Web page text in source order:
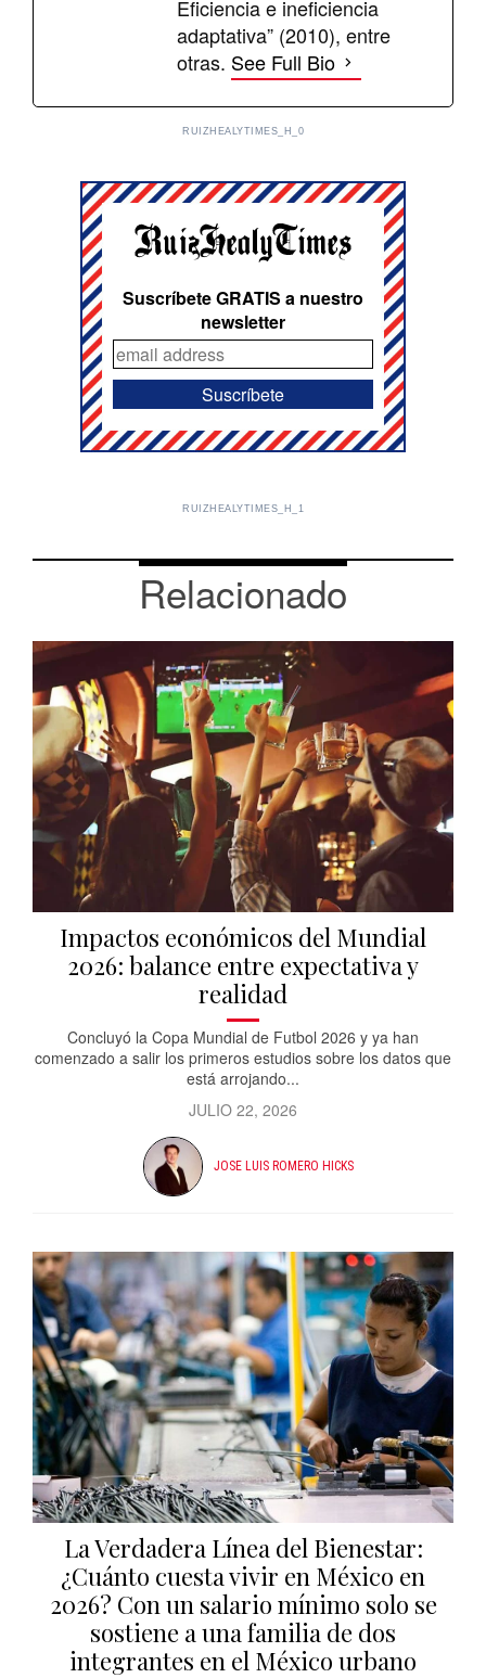
Eficiencia e ineficiencia
adaptativa” (2010), entre
otras. See Full Bio
RUIZHEALYTIMES_H_0
Suscríbete GRATIS a nuestro
newsletter
RUIZHEALYTIMES_H_1
Relacionado
Impactos económicos del Mundial
2026: balance entre expectativa y
realidad
Concluyó la Copa Mundial de Futbol 2026 y ya han
comenzado a salir los primeros estudios sobre los datos que
está arrojando...
JULIO 22, 2026
JOSE LUIS ROMERO HICKS
La Verdadera Línea del Bienestar:
¿Cuánto cuesta vivir en México en
2026? Con un salario mínimo solo se
sostiene a una familia de dos
integrantes en el México urbano